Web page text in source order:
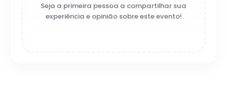
Seja a primeira pessoa a compartilhar sua
experiência e opinião sobre este evento!